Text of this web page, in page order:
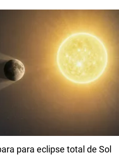
para eclipse total de Sol